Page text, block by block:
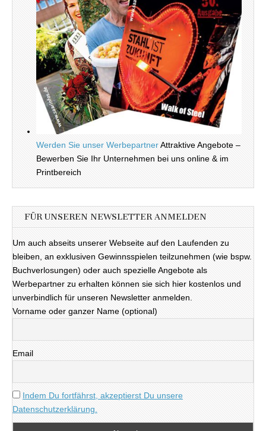
Werden Sie unser WerbepartnerAttraktive Angebote –
Bewerben Sie Ihr Unternehmen bei uns online & im
Printbereich
FÜR UNSEREN NEWSLETTER ANMELDEN
Um auch abseits unserer Webseite auf den Laufenden zu
bleiben, an exklusiven Gewinnsspielen teilzunehmen (wie bspw.
Buchverlosungen) oder auch spezielle Angebote als
Werbepartner zu erhalten können sie sich hier kostenlos und
unverbindlich für unseren Newsletter anmelden.
Vorname oder ganzer Name (optional)
Email
Indem Du fortfährst, akzeptierst Du unsere
Datenschutzerklärung.